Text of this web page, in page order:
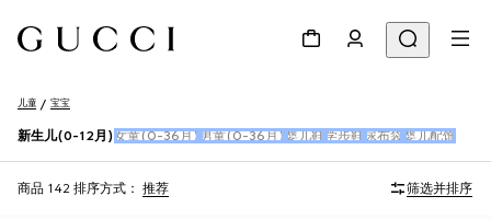
儿童 宝宝
新生儿(0-12月) 女童(0-36月) 男童(0-36月) 婴儿鞋 学步鞋 尿布袋 婴儿配饰
商品 142 排序方式： 推荐 筛选并排序